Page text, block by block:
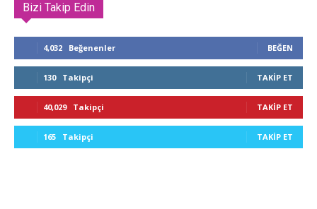
Bizi Takip Edin
4,032 Beğenenler BEĞEN
130 Takipçi TAKIP ET
40,029 Takipçi TAKIP ET
165 Takipçi TAKIP ET